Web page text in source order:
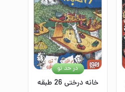
خانه درختی 26 طبقه
در حد نو